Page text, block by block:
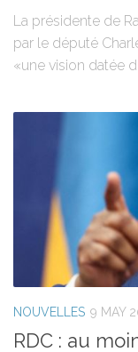
La présidente de
par le député
«une vision datée
NOUVELLES 9 MAY
RDC : au